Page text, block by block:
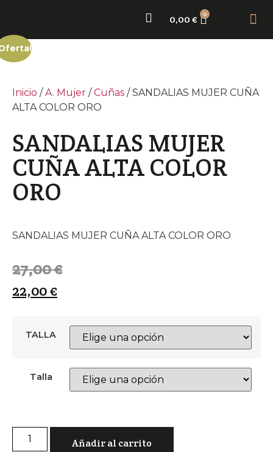
0,00€ 0
Inicio /A. Mujer /Cuñas / SANDALIAS MUJER CUÑA
ALTA COLOR ORO
SANDALIAS MUJER
CUÑA ALTA COLOR
ORO
SANDALIAS MUJER CUÑA ALTA COLOR ORO
27,00€
22,00€
TALLA
Talla
Añadir al carrito